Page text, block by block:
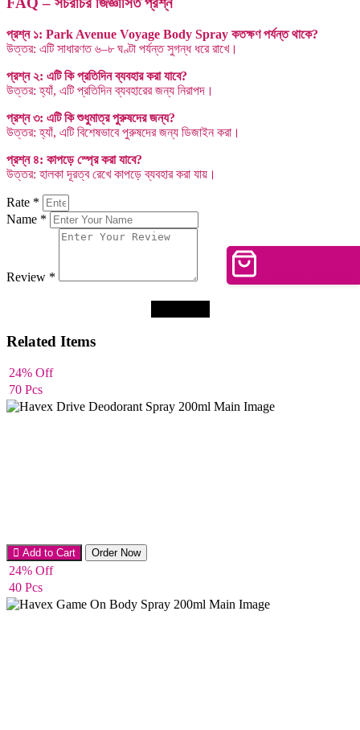
প্রশ্ন ১: Park Avenue Voyage Body Spray কতক্ষণ পর্যন্ত থাকে?
উত্তর: এটি সাধারণত ৬–৮ ঘণ্টা পর্যন্ত সুগন্ধ ধরে রাখে।
প্রশ্ন ২: এটি কি প্রতিদিন ব্যবহার করা যাবে?
উত্তর: হ্যাঁ, এটি প্রতিদিন ব্যবহারের জন্য নিরাপদ।
প্রশ্ন ৩: এটি কি শুধুমাত্র পুরুষদের জন্য?
উত্তর: হ্যাঁ, এটি বিশেষভাবে পুরুষদের জন্য ডিজাইন করা।
প্রশ্ন ৪: কাপড়ে স্প্রে করা যাবে?
উত্তর: হালকা দূরত্ব রেখে কাপড়ে ব্যবহার করা যায়।
Rate *
Name *
Review *
Related Items
24% Off
70 Pcs
Men’s Perfume
Add to Cart Order Now
24% Off
40 Pcs